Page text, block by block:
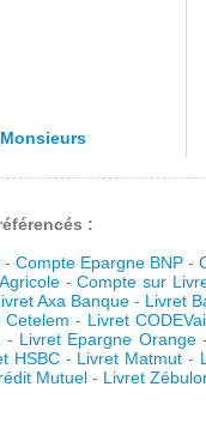
:
-Compte Epargne BNP -
-Compte sur
Axa Banque - Livret
Cetelem - Livret
- Livret Epargne Orange-
HSBC- Livret Matmut -
Mutuel - Livret